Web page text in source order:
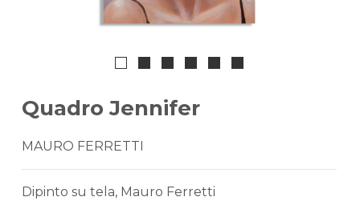
Quadro Jennifer
MAURO FERRETTI
Dipinto su tela, Mauro Ferretti